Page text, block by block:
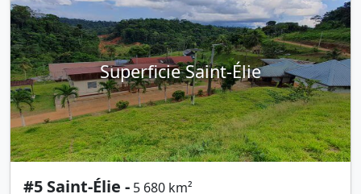
Superficie Saint-Élie
#5 Saint-Élie - 5 680 km²